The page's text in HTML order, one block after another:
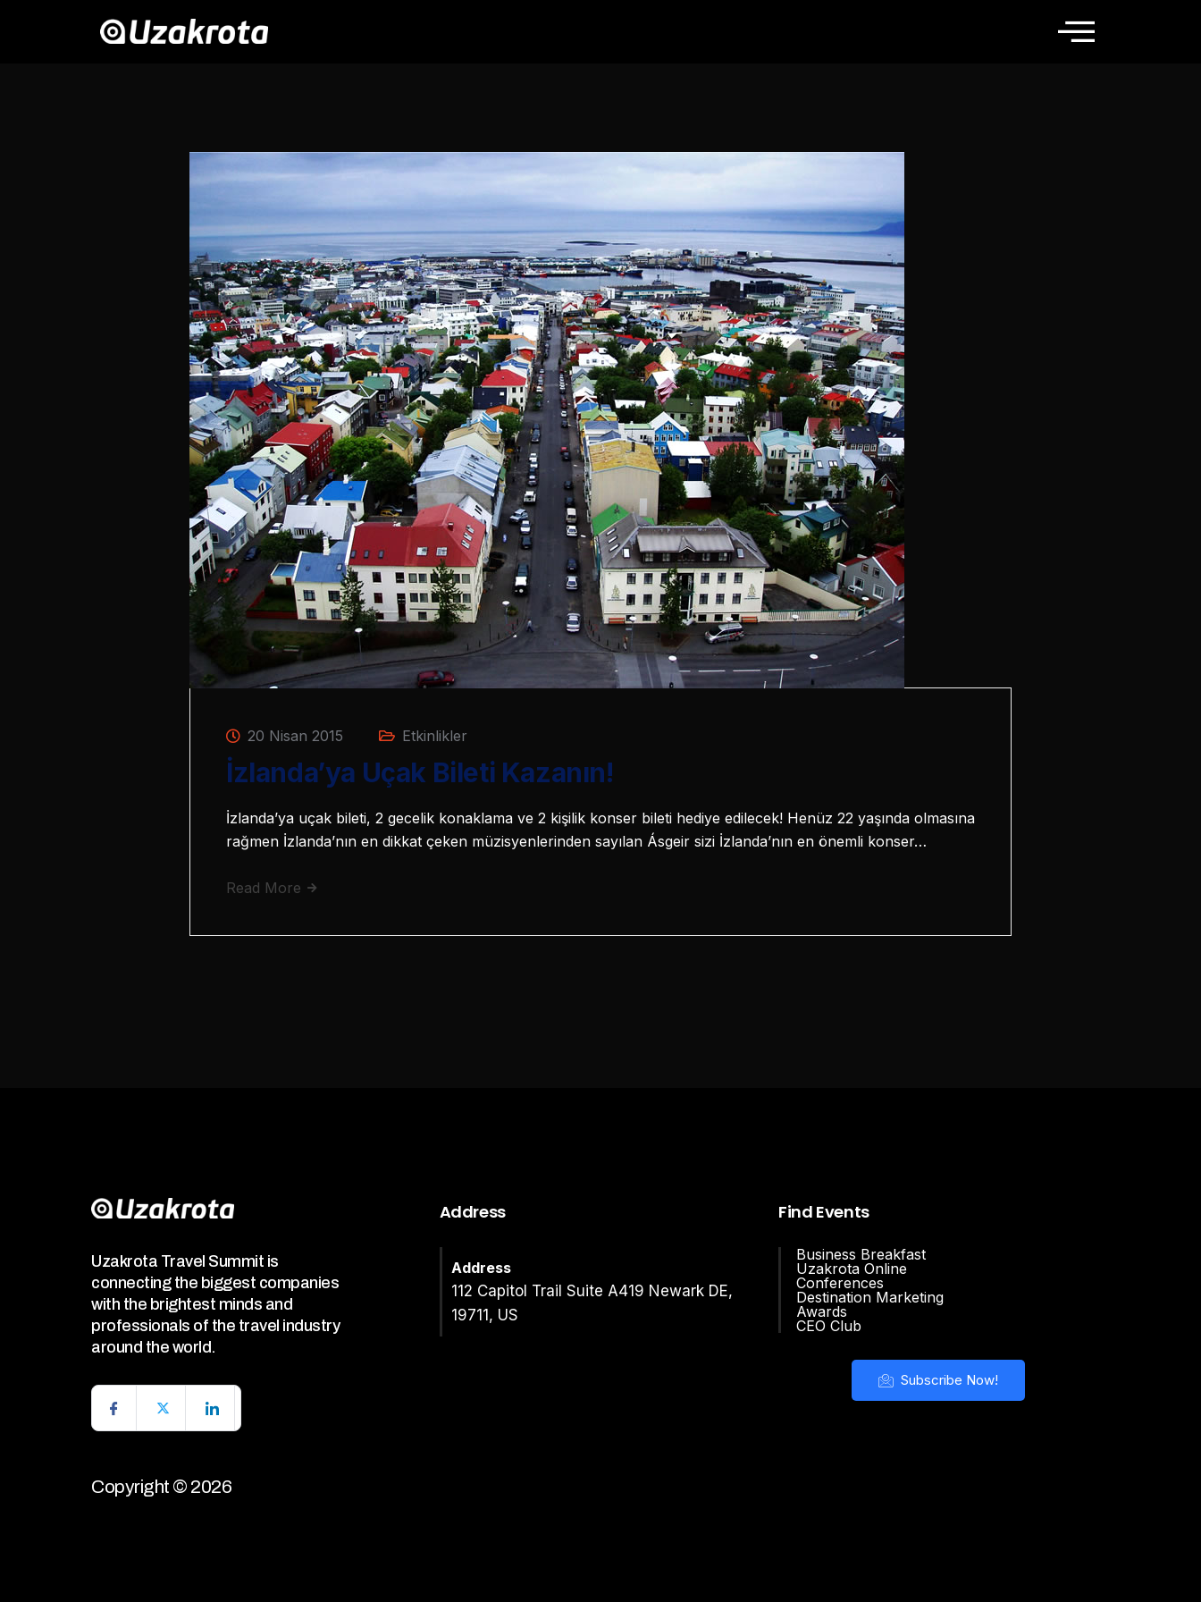
20 Nisan 2015 Etkinlikler
İzlanda’ya Uçak Bileti Kazanın!
İzlanda’ya uçak bileti, 2 gecelik konaklama ve 2 kişilik konser bileti hediye edilecek! Henüz 22 yaşında olmasına
rağmen İzlanda’nın en dikkat çeken müzisyenlerinden sayılan Ásgeir sizi İzlanda’nın en önemli konser…
Read More
Uzakrota Travel Summit is
connecting the biggest companies
with the brightest minds and
professionals of the travel industry
around the world.
Copyright © 2026
Address
Address
112 Capitol Trail Suite A419 Newark DE,
19711, US
Find Events
Business Breakfast
Uzakrota Online
Conferences
Destination Marketing
Awards
CEO Club
Subscribe Now!